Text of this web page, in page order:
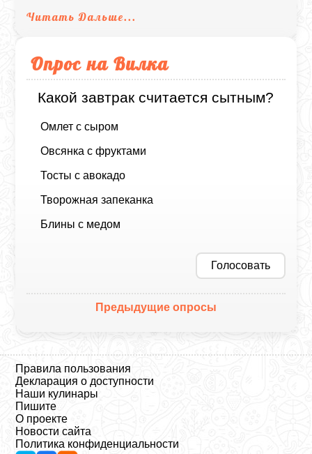
Читать Дальше...
Опрос на Вилка
Какой завтрак считается сытным?
Омлет с сыром
Овсянка с фруктами
Тосты с авокадо
Творожная запеканка
Блины с медом
Голосовать
Предыдущие опросы
Правила пользования
Декларация о доступности
Наши кулинары
Пишите
О проекте
Новости сайта
Политика конфиденциальности